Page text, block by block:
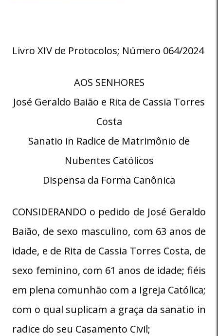
Livro XIV de Protocolos; Número 064/2024
AOS SENHORES
José Geraldo Baião e Rita de Cassia Torres
Costa
Sanatio in Radice de Matrimônio de
Nubentes Católicos
Dispensa da Forma Canônica
CONSIDERANDO o pedido de José Geraldo
Baião, de sexo masculino, com 63 anos de
idade, e de Rita de Cassia Torres Costa, de
sexo feminino, com 61 anos de idade; fiéis
em plena comunhão com a Igreja Católica;
com o qual suplicam a graça da sanatio in
radice do seu Casamento Civil;